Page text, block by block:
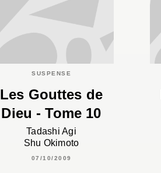
SUSPENSE
Les Gouttes de
Dieu - Tome 10
Tadashi Agi
Shu Okimoto
07/10/2009